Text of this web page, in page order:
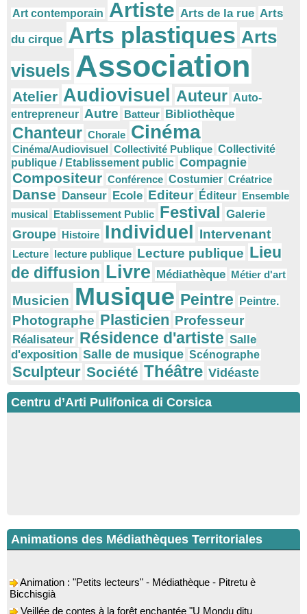
Art contemporain Artiste Arts de la rue Arts
du cirque Arts plastiques Arts
visuels Association
Atelier Audiovisuel Auteur Auto-
entrepreneur Autre Batteur Bibliothèque
Chanteur Chorale Cinéma
Cinéma/Audiovisuel Collectivité Publique Collectivité
publique / Etablissement public Compagnie
Compositeur Conférence Costumier Créatrice
Danse Danseur Ecole Editeur Éditeur Ensemble
musical Etablissement Public Festival Galerie
Groupe Histoire Individuel Intervenant
Lecture lecture publique Lecture publique Lieu
de diffusion Livre Médiathèque Métier d'art
Musicien Musique Peintre Peintre.
Photographe Plasticien Professeur
Réalisateur Résidence d'artiste Salle
d'exposition Salle de musique Scénographe
Sculpteur Société Théâtre Vidéaste
Centru d’Arti Pulifonica di Corsica
Animations des Médiathèques Territoriales
Bicchisgià